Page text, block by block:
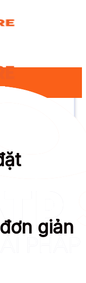
giản